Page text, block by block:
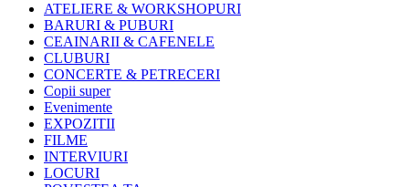
ATELIERE & WORKSHOPURI
BARURI & PUBURI
CEAINARII & CAFENELE
CLUBURI
CONCERTE & PETRECERI
Copii super
Evenimente
EXPOZITII
FILME
INTERVIURI
LOCURI